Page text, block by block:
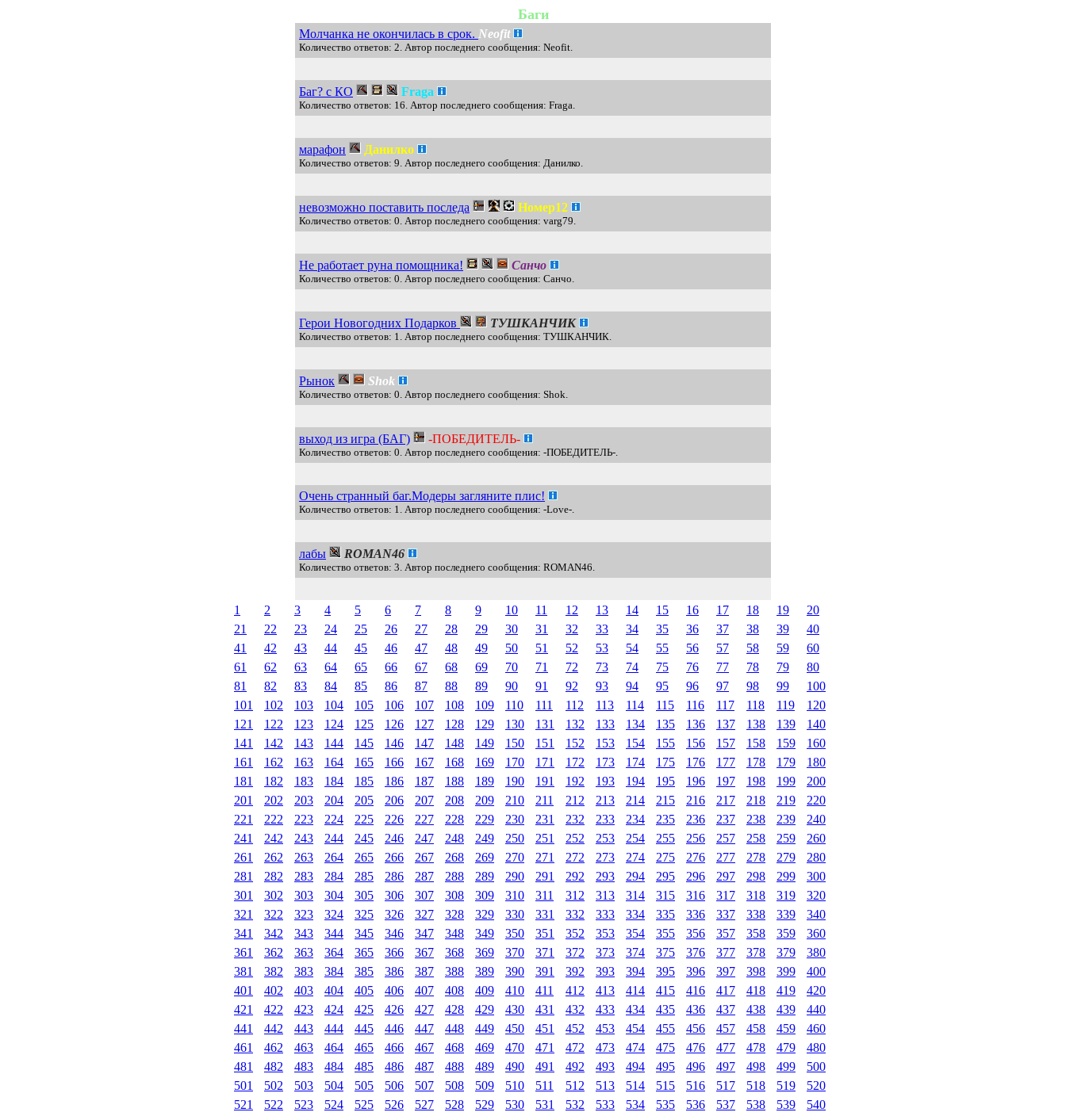
Баги
Молчанка не окончилась в срок. Neofit
Количество ответов: 2. Автор последнего сообщения: Neofit.
Баг? с КО Fraga
Количество ответов: 16. Автор последнего сообщения: Fraga.
марафон Данилко
Количество ответов: 9. Автор последнего сообщения: Данилко.
невозможно поставить последа Номер12
Количество ответов: 0. Автор последнего сообщения: varg79.
Не работает руна помощника! Санчо
Количество ответов: 0. Автор последнего сообщения: Санчо.
Герои Новогодних Подарков ТУШКАНЧИК
Количество ответов: 1. Автор последнего сообщения: ТУШКАНЧИК.
Рынок Shok
Количество ответов: 0. Автор последнего сообщения: Shok.
выход из игра (БАГ) -ПОБЕДИТЕЛЬ-
Количество ответов: 0. Автор последнего сообщения: -ПОБЕДИТЕЛЬ-.
Очень странный баг.Модеры загляните плис!
Количество ответов: 1. Автор последнего сообщения: -Love-.
лабы ROMAN46
Количество ответов: 3. Автор последнего сообщения: ROMAN46.
1 2 3 4 5 6 7 8 9 10 11 12 13 14 15 16 17 18 19
20
21
22 23 24 25 26 27 28 29 30 31 32 33 34 35 36 37 38 39
40
41
42 43 44 45 46 47 48 49 50 51 52 53 54 55 56 57 58 59
60
61
62 63 64 65 66 67 68 69 70 71 72 73 74 75 76 77 78 79
80
81
82 83 84 85 86 87 88 89 90 91 92 93 94 95 96 97 98 99
100
101
102 103 104 105 106 107 108 109 110 111 112 113 114 115 116 117 118 119
120
121
122 123 124 125 126 127 128 129 130 131 132 133 134 135 136 137 138 139
140
141
142 143 144 145 146 147 148 149 150 151 152 153 154 155 156 157 158 159
160
161
162 163 164 165 166 167 168 169 170 171 172 173 174 175 176 177 178 179
180
181
182 183 184 185 186 187 188 189 190 191 192 193 194 195 196 197 198 199
200
201
202 203 204 205 206 207 208 209 210 211 212 213 214 215 216 217 218 219
220
221
222 223 224 225 226 227 228 229 230 231 232 233 234 235 236 237 238 239
240
241
242 243 244 245 246 247 248 249 250 251 252 253 254 255 256 257 258 259
260
261
262 263 264 265 266 267 268 269 270 271 272 273 274 275 276 277 278 279
280
281
282 283 284 285 286 287 288 289 290 291 292 293 294 295 296 297 298 299
300
301
302 303 304 305 306 307 308 309 310 311 312 313 314 315 316 317 318 319
320
321
322 323 324 325 326 327 328 329 330 331 332 333 334 335 336 337 338 339
340
341
342 343 344 345 346 347 348 349 350 351 352 353 354 355 356 357 358 359
360
361
362 363 364 365 366 367 368 369 370 371 372 373 374 375 376 377 378 379
380
381
382 383 384 385 386 387 388 389 390 391 392 393 394 395 396 397 398 399
400
401
402 403 404 405 406 407 408 409 410 411 412 413 414 415 416 417 418 419
420
421
422 423 424 425 426 427 428 429 430 431 432 433 434 435 436 437 438 439
440
441
442 443 444 445 446 447 448 449 450 451 452 453 454 455 456 457 458 459
460
461
462 463 464 465 466 467 468 469 470 471 472 473 474 475 476 477 478 479
480
481
482 483 484 485 486 487 488 489 490 491 492 493 494 495 496 497 498 499
500
501
502 503 504 505 506 507 508 509 510 511 512 513 514 515 516 517 518 519
520
521
522 523 524 525 526 527 528 529 530 531 532 533 534 535 536 537 538 539
540